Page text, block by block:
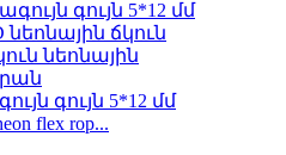
գույն 5*12 մմ
flex rop...